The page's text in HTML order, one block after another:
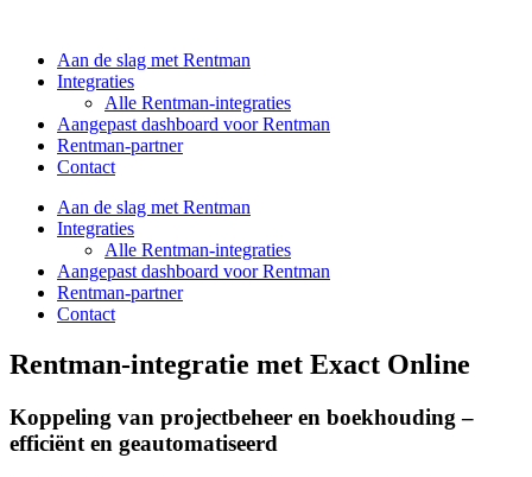
Aan de slag met Rentman
Integraties
Alle Rentman-integraties
Aangepast dashboard voor Rentman
Rentman-partner
Contact
Aan de slag met Rentman
Integraties
Alle Rentman-integraties
Aangepast dashboard voor Rentman
Rentman-partner
Contact
Rentman-integratie met Exact Online
Koppeling van projectbeheer en boekhouding –
efficiënt en geautomatiseerd